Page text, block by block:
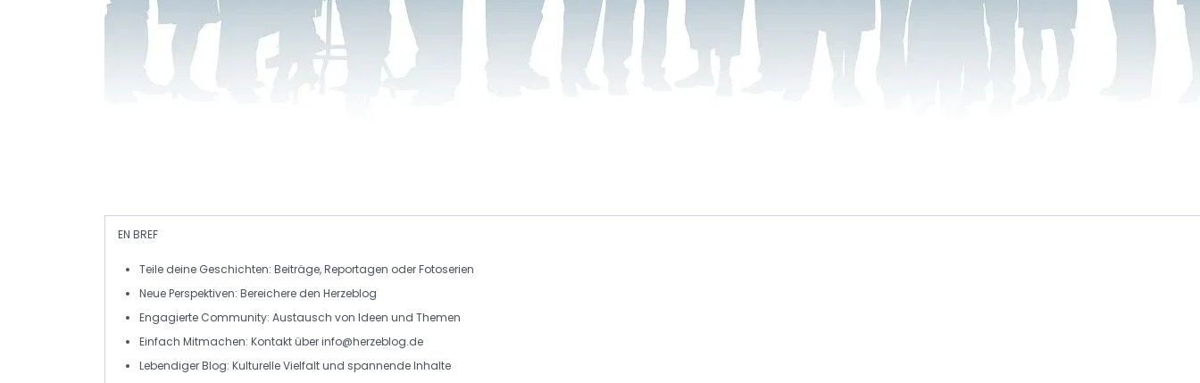
EN BREF
Teile deine Geschichten: Beiträge, Reportagen oder Fotoserien
Neue Perspektiven: Bereichere den Herzeblog
Engagierte Community: Austausch von Ideen und Themen
Einfach Mitmachen: Kontakt überinfo@herzeblog.de
Lebendiger Blog: Kulturelle Vielfalt und spannende Inhalte